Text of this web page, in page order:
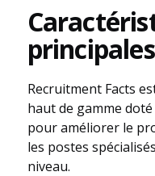
principales
Recruitment Facts
haut de gamme
pour améliorer le
les postes
niveau.